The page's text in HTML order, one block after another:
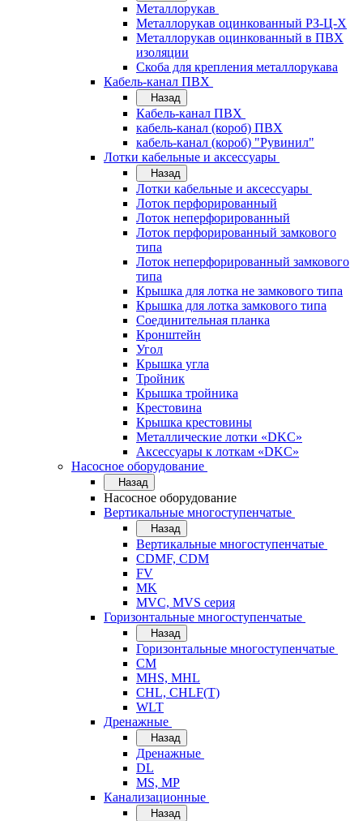
Металлорукав
Металлорукав оцинкованный РЗ-Ц-Х
Металлорукав оцинкованный в ПВХ
изоляции
Скоба для крепления металлорукава
Кабель-канал ПВХ
Назад
Кабель-канал ПВХ
кабель-канал (короб) ПВХ
кабель-канал (короб) "Рувинил"
Лотки кабельные и аксессуары
Назад
Лотки кабельные и аксессуары
Лоток перфорированный
Лоток неперфорированный
Лоток перфорированный замкового
типа
Лоток неперфорированный замкового
типа
Крышка для лотка не замкового типа
Крышка для лотка замкового типа
Соединительная планка
Кронштейн
Угол
Крышка угла
Тройник
Крышка тройника
Крестовина
Крышка крестовины
Металлические лотки «DKC»
Аксессуары к лоткам «DKC»
Насосное оборудование
Назад
Насосное оборудование
Вертикальные многоступенчатые
Назад
Вертикальные многоступенчатые
CDMF, CDM
FV
MK
MVC, MVS серия
Горизонтальные многоступенчатые
Назад
Горизонтальные многоступенчатые
CM
MHS, MHL
CHL, CHLF(T)
WLT
Дренажные
Назад
Дренажные
DL
MS, MP
Канализационные
Назад